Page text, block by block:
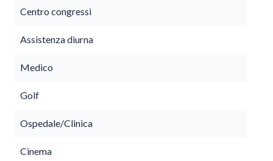
Centro congressi
Assistenza diurna
Medico
Golf
Ospedale/Clinica
Cinema